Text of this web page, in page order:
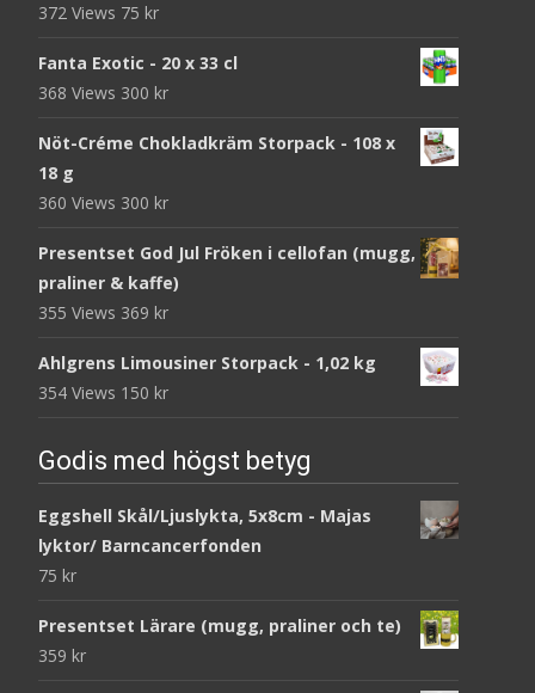
372 Views 75 kr
Fanta Exotic - 20 x 33 cl
368 Views 300 kr
Nöt-Créme Chokladkräm Storpack - 108 x
18 g
360 Views 300 kr
Presentset God Jul Fröken i cellofan (mugg,
praliner & kaffe)
355 Views 369 kr
Ahlgrens Limousiner Storpack - 1,02 kg
354 Views 150 kr
Godis med högst betyg
Eggshell Skål/Ljuslykta, 5x8cm - Majas
lyktor/ Barncancerfonden
75 kr
Presentset Lärare (mugg, praliner och te)
359 kr